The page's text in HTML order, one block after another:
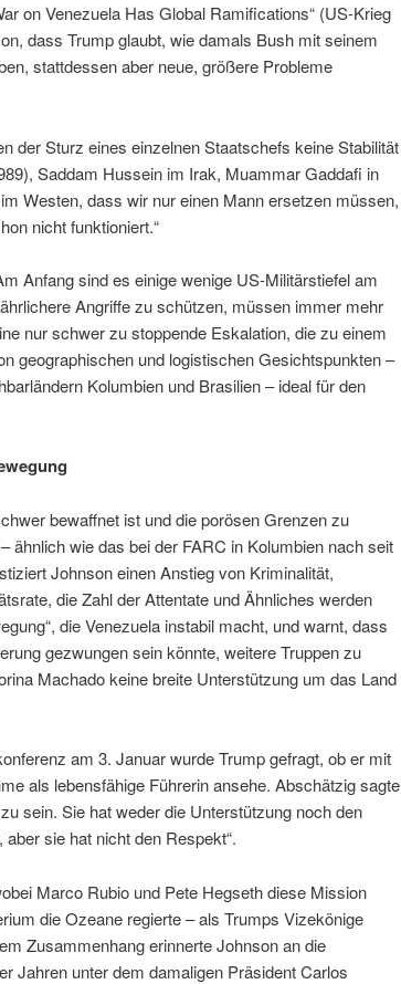
on Venezuela Has Global Ramifications“ (US-Krieg
dass Trump glaubt, wie damals Bush mit seinem
stattdessen aber neue, größere Probleme
der Sturz eines einzelnen Staatschefs keine Stabilität
Saddam Hussein im Irak, Muammar Gaddafi in
Westen, dass wir nur einen Mann ersetzen müssen,
nicht funktioniert.“
Anfang sind es einige wenige US-Militärstiefel am
Angriffe zu schützen, müssen immer mehr
nur schwer zu stoppende Eskalation, die zu einem
geographischen und logistischen Gesichtspunkten –
Kolumbien und Brasilien – ideal für den
bewaffnet ist und die porösen Grenzen zu
ähnlich wie das bei der FARC in Kolumbien nach seit
Johnson einen Anstieg von Kriminalität,
die Zahl der Attentate und Ähnliches werden
die Venezuela instabil macht, und warnt, dass
gezwungen sein könnte, weitere Truppen zu
Machado keine breite Unterstützung um das Land
am 3. Januar wurde Trump gefragt, ob er mit
als lebensfähige Führerin ansehe. Abschätzig sagte
sein. Sie hat weder die Unterstützung noch den
sie hat nicht den Respekt“.
Marco Rubio und Pete Hegseth diese Mission
die Ozeane regierte – als Trumps Vizekönige
Zusammenhang erinnerte Johnson an die
Jahren unter dem damaligen Präsident Carlos